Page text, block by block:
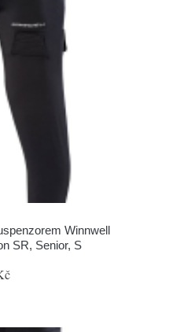
Winnwell
SR, Senior, S